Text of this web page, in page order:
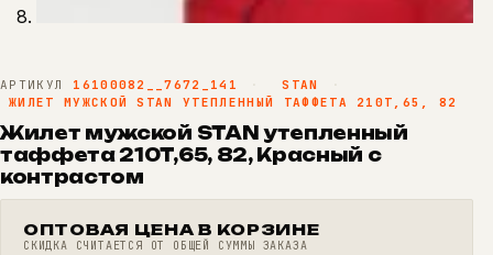
АРТИКУЛ 16100082__7672_141 · STAN
·
ЖИЛЕТ МУЖСКОЙ STAN УТЕПЛЕННЫЙ ТАФФЕТА 210T,65, 82
Жилет мужской STAN утепленный
таффета 210T,65, 82, Красный с
контрастом
ОПТОВАЯ ЦЕНА В КОРЗИНЕ
СКИДКА СЧИТАЕТСЯ ОТ ОБЩЕЙ СУММЫ ЗАКАЗА